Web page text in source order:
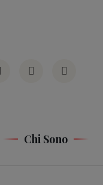
Chi Sono